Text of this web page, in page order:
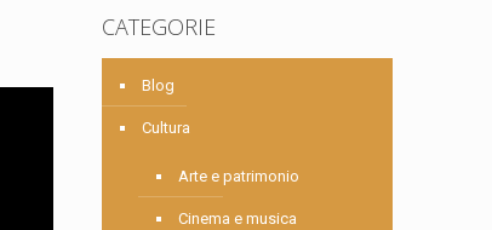
CATEGORIE
Blog
Cultura
Arte e patrimonio
Cinema e musica